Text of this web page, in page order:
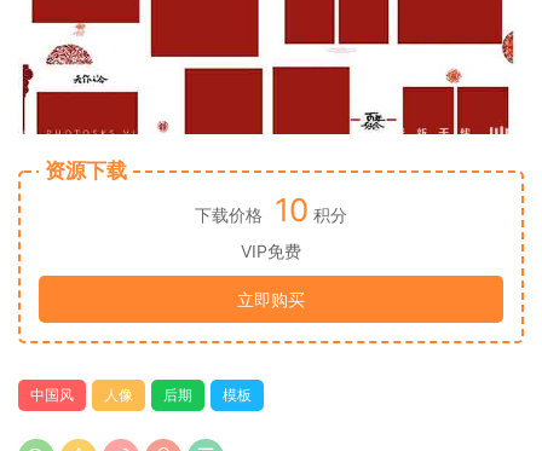
资源下载
下载价格 10 积分
VIP免费
立即购买
中国风 人像 后期 模板